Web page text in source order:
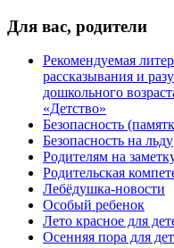
Для вас, родители
Рекомендуемая
рассказывания и
дошкольного
«Детство»
Безопасность
Безопасность на льду
Родителям на
Родительская
Лебёдушка-новости
Особый ребенок
Лето красное для
Осенняя пора для